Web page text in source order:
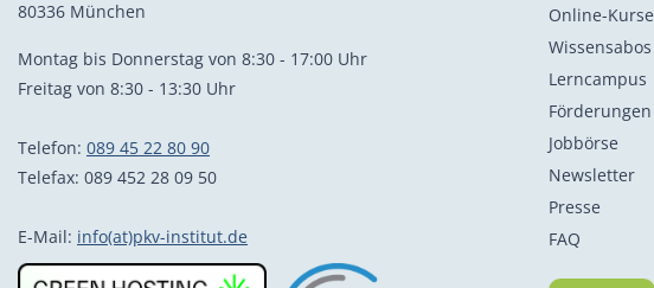
80336 München
Montag bis Donnerstag von 8:30 - 17:00 Uhr
Freitag von 8:30 - 13:30 Uhr
Telefon: 089 45 22 80 90
Telefax: 089 452 28 09 50
E-Mail: info(at)pkv-institut.de
Online-Kurse
Wissensabos
Lerncampus
Förderungen
Jobbörse
Newsletter
Presse
FAQ